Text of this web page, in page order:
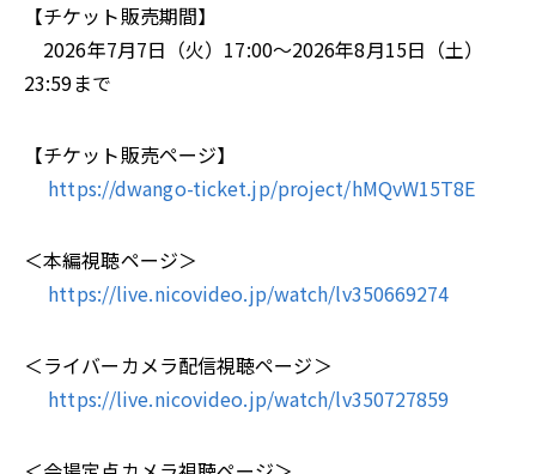
【チケット販売期間】
2026年7月7日（火）17:00～2026年8月15日（土）
23:59まで
【チケット販売ページ】
https://dwango-ticket.jp/project/hMQvW15T8E
＜本編視聴ページ＞
https://live.nicovideo.jp/watch/lv350669274
＜ライバーカメラ配信視聴ページ＞
https://live.nicovideo.jp/watch/lv350727859